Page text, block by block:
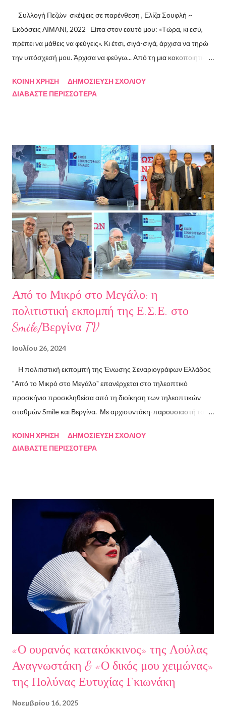
Συλλογή Πεζών σκέψεις σε παρένθεση , Ελίζα Σουφλή ~
Εκδόσεις ΛΙΜΑΝΙ, 2022 Είπα στον εαυτό μου: «Τώρα, κι εσύ,
πρέπει να μάθεις να φεύγεις». Κι έτσι, σιγά-σιγά, άρχισα να τηρώ
την υπόσχεσή μου. Άρχισα να φεύγω... Από τη μια κακοποιητική
συμβάσεις ασύμβατες με το εγώ μου, από ταμπέλες που
Σχετικά με την συγγραφέα Η Ελίζα Σουφλή γεννήθηκε το 1989 και
μεγάλωσε στον Πειραιά. Αποφοίτησε από το Τμήμα Νομικής του
Αριστοτελείου Πανεπιστημίου Θεσσαλονίκης. Έχει κάνει επίσης
σπουδές στη μουσική, την ιστορία της τέχνης και τη φιλολογία
στην Ελλάδα και το εξωτερικό. Από το 2008 ασχολείται με την
πολιτιστική δημοσιογραφία και διατηρεί τον πολιτιστικό ιστότοπο
ART.harbour. Έζησε κα...
ΚΟΙΝΉ ΧΡΉΣΗ
ΔΗΜΟΣΊΕΥΣΗ ΣΧΟΛΊΟΥ
ΔΙΑΒΆΣΤΕ ΠΕΡΙΣΣΌΤΕΡΑ
Από το Μικρό στο Μεγάλο: η
πολιτιστική εκπομπή της Ε.Σ.Ε. στο
Smile/Βεργίνα TV
Ιουλίου 26, 2024
Η πολιτιστική εκπομπή της Ένωσης Σεναριογράφων Ελλάδος
"Από το Μικρό στο Μεγάλο" επανέρχεται στο τηλεοπτικό
προσκήνιο προσκληθείσα από τη διοίκηση των τηλεοπτικών
σταθμών Smile και Βεργίνα. Με αρχισυντάκη-παρουσιαστή τον
Κακαβά θα προβάλλεται από τις 3 Αυγούστου και κάθε Σάββατο
Λουκάς Κούτρας Τη δεύτερη εκπομπή τίμησαν ο πρώην
πρόεδρος της Ε.Σ.Ε., συγγραφέας, Στάθης Βαλούκος, ο
ιστορικός συγγραφέας Δρ Ιωάννης Δασκαρόλης, η
μουσικοσυνθέτης Πέννυ Μπινιάρη και ο σκηνοθέτης Στέργιος
Παπαευαγγέλου Σκηνοθεσία: Δημήτρης Σωτηράκης Βοηθός
Σκηνοθέτης: Νεκταρία Δασκαλάκη Παρουσιάστηκαν τα βιβλία
"Ο πόλεμος δεν τελείωσε ακόμα" μυθιστόρημα του Στάθη
Βαλούκου και τα ε...
ΚΟΙΝΉ ΧΡΉΣΗ
ΔΗΜΟΣΊΕΥΣΗ ΣΧΟΛΊΟΥ
ΔΙΑΒΆΣΤΕ ΠΕΡΙΣΣΌΤΕΡΑ
«Ο ουρανός κατακόκκινος» της Λούλας
Αναγνωστάκη & «Ο δικός μου χειμώνας»
της Πολύνας Ευτυχίας Γκιωνάκη
Νοεμβρίου 16, 2025